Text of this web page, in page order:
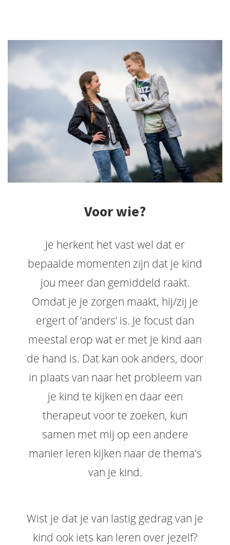
Voor wie?
Je herkent het vast wel dat er
bepaalde momenten zijn dat je kind
jou meer dan gemiddeld raakt.
Omdat je je zorgen maakt, hij/zij je
ergert of ‘anders’ is. Je focust dan
meestal erop wat er met je kind aan
de hand is. Dat kan ook anders, door
in plaats van naar het probleem van
je kind te kijken en daar een
therapeut voor te zoeken, kun
samen met mij op een andere
manier leren kijken naar de thema's
van je kind.
Wist je dat je van lastig gedrag van je
kind ook iets kan leren over jezelf?